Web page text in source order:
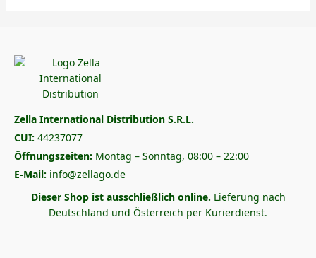
Zella International Distribution S.R.L.
CUI: 44237077
Öffnungszeiten: Montag – Sonntag, 08:00 – 22:00
E-Mail: info@zellago.de
Dieser Shop ist ausschließlich online. Lieferung nach
Deutschland und Österreich per Kurierdienst.